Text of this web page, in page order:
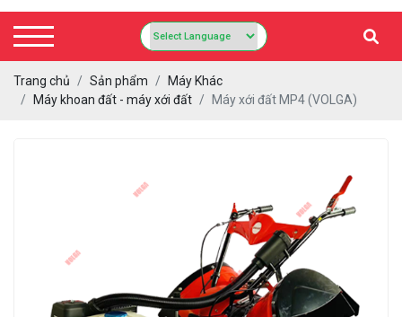
Trang chủ Sản phẩm
Máy Khác
Máy khoan đất - máy xới đất
Máy xới đất MP4 (VOLGA)